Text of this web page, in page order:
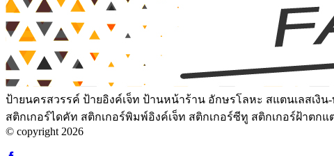
ป้ายนครสวรรค์ ป้ายอิงค์เจ็ท ป้านหน้าร้าน อักษรโลหะ สแตนเลสเงิ
สติกเกอร์ไดคัท สติกเกอร์พิมพ์อิงค์เจ็ท สติกเกอร์ซีทู สติกเกอร์ฝ้าต
© copyright 2026